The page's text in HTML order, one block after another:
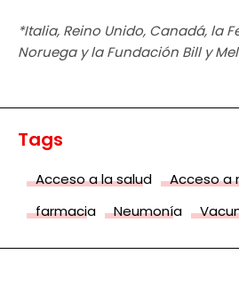
*Italia, Reino Unido, Canadá, la
Noruega y la Fundación Bill y
Tags
Acceso a la salud
Acceso a
farmacia
Neumonía